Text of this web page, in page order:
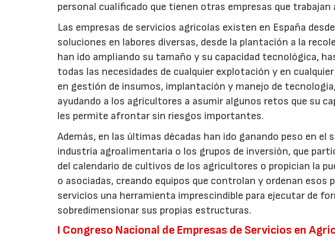
personal cualificado que tienen otras empresas que trabajan
Las empresas de servicios agricolas existen en España
soluciones en labores diversas, desde la plantación a la
han ido ampliando su tamaño y su capacidad tecnológica,
todas las necesidades de cualquier explotación y en
en gestión de insumos, implantación y manejo de
ayudando a los agricultores a asumir algunos retos que su
les permite afrontar sin riesgos importantes.
Además, en las últimas décadas han ido ganando peso en
industria agroalimentaria o los grupos de inversión, que
del calendario de cultivos de los agricultores o propician la
o asociadas, creando equipos que controlan y ordenan esos
servicios una herramienta imprescindible para ejecutar de
sobredimensionar sus propias estructuras.
I Congreso Nacional de Empresas de Servicios en